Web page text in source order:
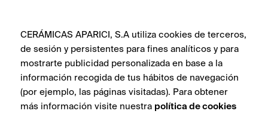
CERÁMICAS APARICI, S.A utiliza cookies de terceros,
de sesión y persistentes para fines analíticos y para
mostrarte publicidad personalizada en base a la
información recogida de tus hábitos de navegación
(por ejemplo, las páginas visitadas). Para obtener
más información visite nuestra política de cookies